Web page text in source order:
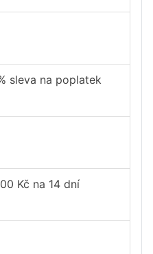
sleva na poplatek
Kč na 14 dní